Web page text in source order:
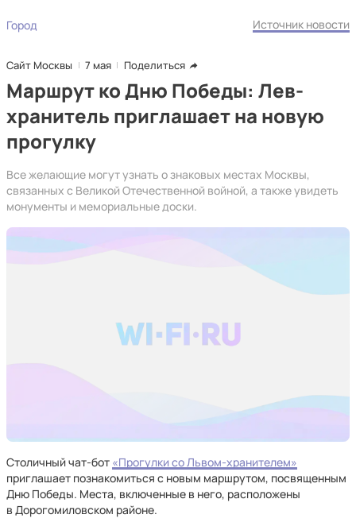
Город Источник новости
Сайт Москвы 7 мая Поделиться
Маршрут ко Дню Победы: Лев-
хранитель приглашает на новую
прогулку
Все желающие могут узнать о знаковых местах Москвы,
связанных с Великой Отечественной войной, а также увидеть
монументы и мемориальные доски.
Столичный чат-бот «Прогулки со Львом-хранителем»
приглашает познакомиться с новым маршрутом, посвященным
Дню Победы. Места, включенные в него, расположены
в Дорогомиловском районе.